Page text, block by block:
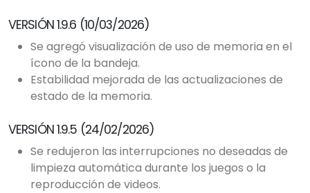
VERSIÓN 1.9.6 (10/03/2026)
Se agregó visualización de uso de memoria en el
ícono de la bandeja.
Estabilidad mejorada de las actualizaciones de
estado de la memoria.
VERSIÓN 1.9.5 (24/02/2026)
Se redujeron las interrupciones no deseadas de
limpieza automática durante los juegos o la
reproducción de videos.